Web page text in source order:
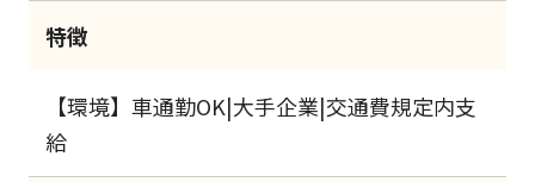
特徴
【環境】車通勤OK|大手企業|交通費規定内支
給